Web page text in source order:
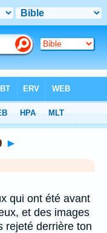
►
qui ont été avant
et des images
rejeté derrière ton